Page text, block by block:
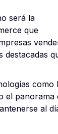
será la
que
destacadas
como
el panorama
al